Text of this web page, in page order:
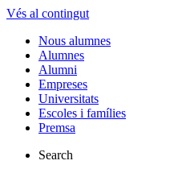
Vés al contingut
Nous alumnes
Alumnes
Alumni
Empreses
Universitats
Escoles i famílies
Premsa
Search